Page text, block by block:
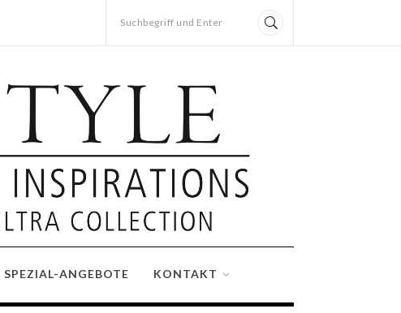
Suchbegriff und Enter
SPEZIAL-ANGEBOTE KONTAKT